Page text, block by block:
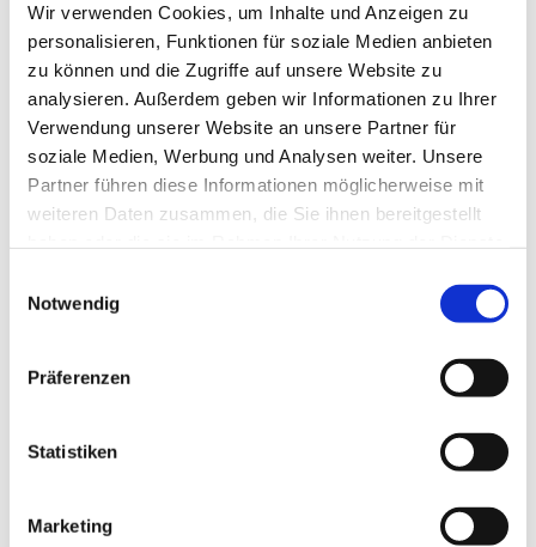
Wir verwenden Cookies, um Inhalte und Anzeigen zu
personalisieren, Funktionen für soziale Medien anbieten
zu können und die Zugriffe auf unsere Website zu
analysieren. Außerdem geben wir Informationen zu Ihrer
Verwendung unserer Website an unsere Partner für
soziale Medien, Werbung und Analysen weiter. Unsere
Partner führen diese Informationen möglicherweise mit
weiteren Daten zusammen, die Sie ihnen bereitgestellt
Notwendig
Präferenzen
Statistiken
Marketing
Dies könnte Sie auch
interessieren